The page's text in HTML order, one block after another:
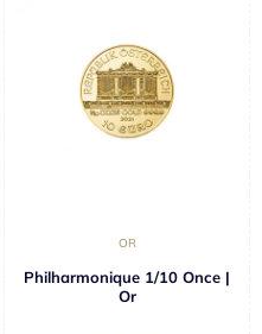
OR
Philharmonique 1/10 Once |
Or